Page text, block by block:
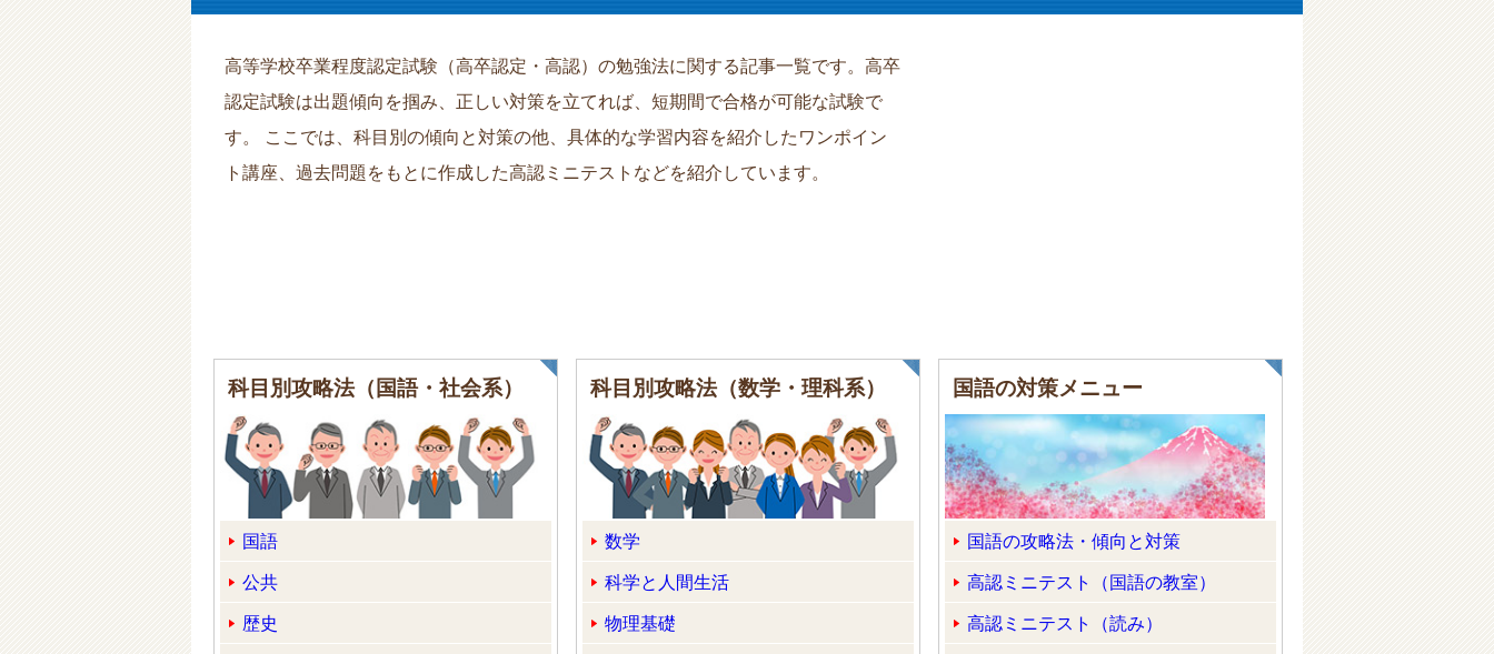
高等学校卒業程度認定試験（高卒認定・高認）の勉強法に関する記事一覧です。高卒
認定試験は出題傾向を掴み、正しい対策を立てれば、短期間で合格が可能な試験で
す。 ここでは、科目別の傾向と対策の他、具体的な学習内容を紹介したワンポイン
ト講座、過去問題をもとに作成した高認ミニテストなどを紹介しています。
科目別攻略法（国語・社会系）
国語
公共
歴史
科目別攻略法（数学・理科系）
数学
科学と人間生活
物理基礎
国語の対策メニュー
国語の攻略法・傾向と対策
高認ミニテスト（国語の教室）
高認ミニテスト（読み）